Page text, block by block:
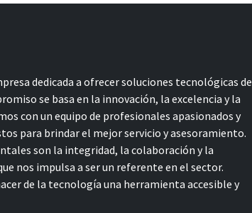
dedicada a ofrecer soluciones tecnológicas de
se basa en la innovación, la excelencia y la
con un equipo de profesionales apasionados y
para brindar el mejor servicio y asesoramiento.
son la integridad, la colaboración y la
nos impulsa a ser un referente en el sector.
de la tecnología una herramienta accesible y